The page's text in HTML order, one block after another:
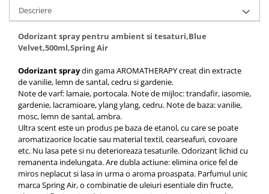
Descriere
Odorizant spray pentru ambient si tesaturi,Blue
Velvet,500ml,Spring Air
Odorizant spraydin gama AROMATHERAPY creat din extracte
de vanilie, lemn de santal, cedru si gardenie.
Note de varf: lamaie, portocala. Note de mijloc: trandafir, iasomie,
gardenie, lacramioare, ylang ylang, cedru. Note de baza: vanilie,
mosc, lemn de santal, ambra.
Ultra scent este un produs pe baza de etanol, cu care se poate
aromatizaorice locatie sau material textil, cearseafuri, covoare
etc. Nu lasa pete si nu deterioreaza tesaturile. Odorizant lichid cu
remanenta indelungata. Are dubla actiune: elimina orice fel de
miros neplacut si lasa in urma o aroma proaspata. Parfumul unic
marca Spring Air, o combinatie de uleiuri esentiale din fructe,